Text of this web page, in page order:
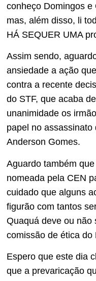
conheço Domingos e
mas, além disso, li
HÁ SEQUER UMA
Assim sendo,
ansiedade a ação
contra a recente
do STF, que acaba
unanimidade os
papel no
Anderson Gomes.
Aguardo também
nomeada pela CEN
cuidado que alguns
figurão com tantos
Quaquá deve ou não
comissão de ética do
Espero que este dia
que a prevaricação